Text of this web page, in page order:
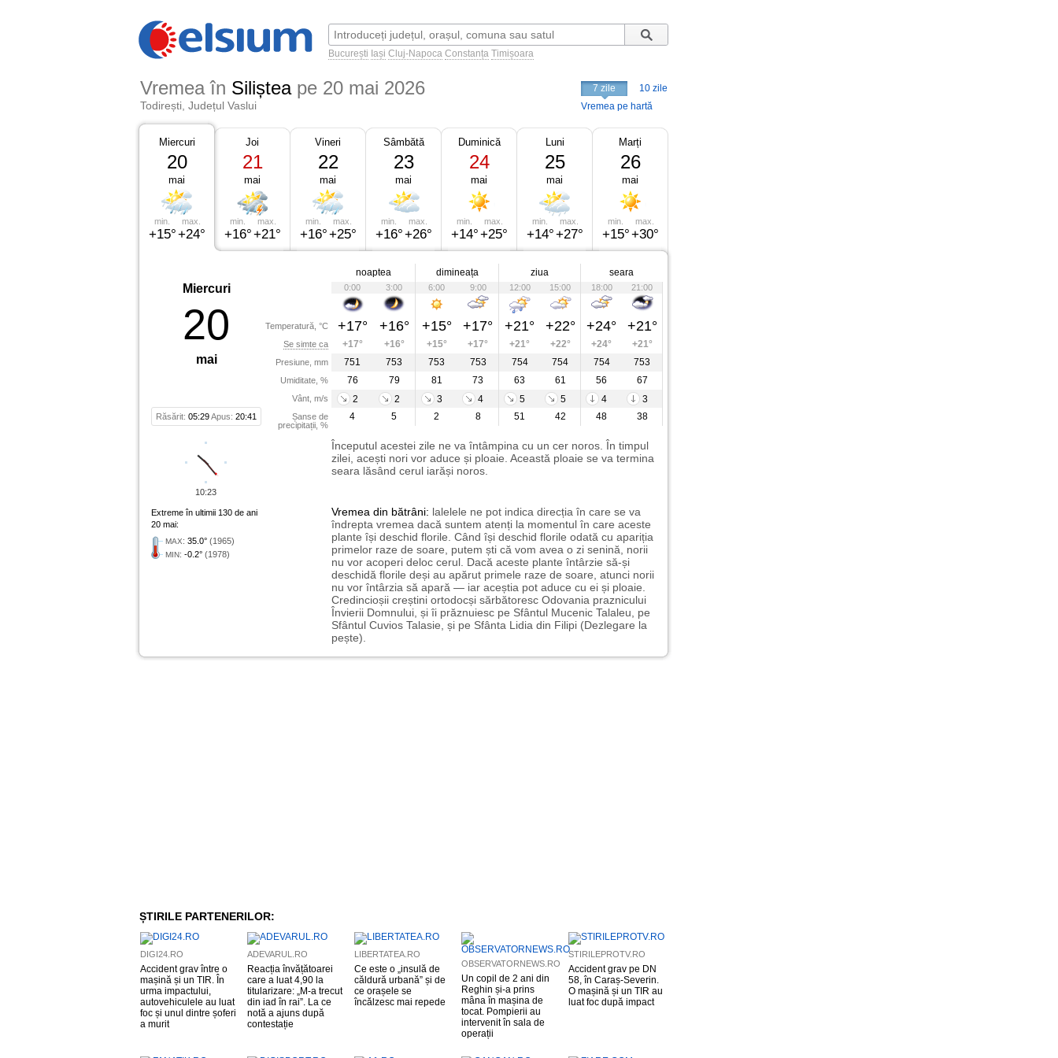
București Iași Cluj-Napoca Constanța Timișoara
Vremea în Siliștea pe 20 mai 2026
Todirești, Județul Vaslui
7 zile
10 zile
Vremea pe hartă
Miercuri
20
mai
min.
+15°
max.
+24°
Joi
21
mai
min.
+16°
max.
+21°
Vineri
22
mai
min.
+16°
max.
+25°
Sâmbătă
23
mai
min.
+16°
max.
+26°
Duminică
24
mai
min.
+14°
max.
+25°
Luni
25
mai
min.
+14°
max.
+27°
Marți
26
mai
min.
+15°
max.
+30°
Miercuri
20
mai
Răsărit: 05:29Apus: 20:41
Temperatură, °C
Se simte ca
Presiune, mm
Umiditate, %
Vânt, m/s
Șanse de
precipitații, %
noaptea dimineața ziua seara
0:00 3:00 6:00 9:00 12:00 15:00 18:00 21:00
+17° +16° +15° +17° +21° +22° +24° +21°
+17° +16° +15° +17° +21° +22° +24°
+21°
751
753 753 753 754 754 754
753
76
79 81 73 63 61 56
67
2
2 3 4 5 5 4
3
4
5 2 8 51 42 48 38
Începutul acestei zile ne va întâmpina cu un cer noros. În timpul
zilei, acești nori vor aduce și ploaie. Această ploaie se va termina
seara lăsând cerul iarăși noros.
Extreme în ultimii 130 de ani
20 mai:
MAX: 35.0° (1965)
MIN: -0.2° (1978)
Vremea din bătrâni: lalelele ne pot indica direcția în care se va
îndrepta vremea dacă suntem atenți la momentul în care aceste
plante își deschid florile. Când își deschid florile odată cu apariția
primelor raze de soare, putem ști că vom avea o zi senină, norii
nu vor acoperi deloc cerul. Dacă aceste plante întârzie să-și
deschidă florile deși au apărut primele raze de soare, atunci norii
nu vor întârzia să apară — iar aceștia pot aduce cu ei și ploaie.
Credincioșii creștini ortodocși sărbătoresc Odovania praznicului
Învierii Domnului, și îi prăznuiesc pe Sfântul Mucenic Talaleu, pe
Sfântul Cuvios Talasie, și pe Sfânta Lidia din Filipi (Dezlegare la
pește).
10:23
ȘTIRILE PARTENERILOR:
DIGI24.RO
Accident grav între o
mașină și un TIR. În
urma impactului,
autovehiculele au luat
foc și unul dintre șoferi
a murit
ADEVARUL.RO
Reacția învățătoarei
care a luat 4,90 la
titularizare: „M-a trecut
din iad în rai”. La ce
notă a ajuns după
contestație
LIBERTATEA.RO
Ce este o „insulă de
căldură urbană” și de
ce orașele se
încălzesc mai repede
OBSERVATORNEWS.RO
Un copil de 2 ani din
Reghin și-a prins
mâna în mașina de
tocat. Pompierii au
intervenit în sala de
operații
STIRILEPROTV.RO
Accident grav pe DN
58, în Caraș-Severin.
O mașină și un TIR au
luat foc după impact